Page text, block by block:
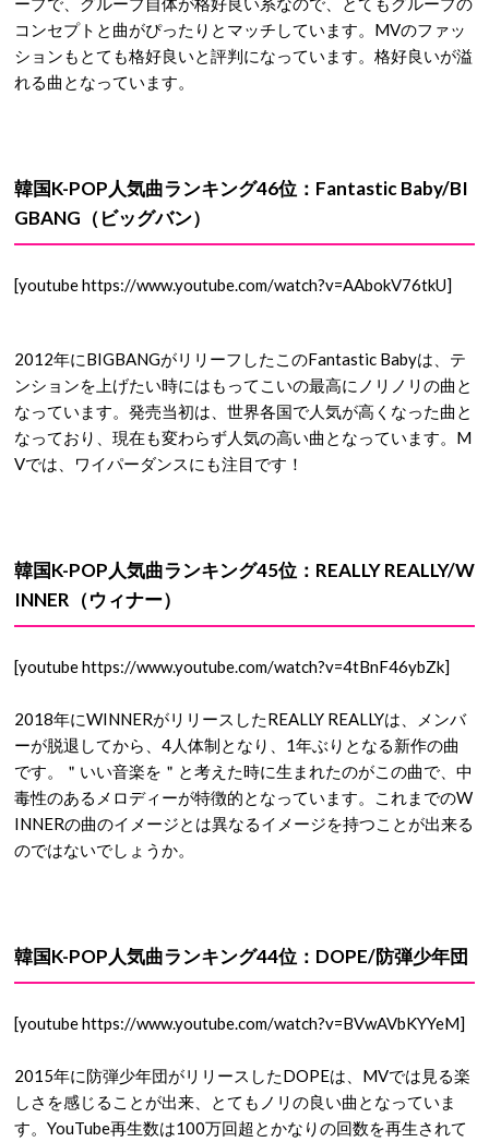
コンセプトと曲がぴったりとマッチしています。MVのファッ
ションもとても格好良いと評判になっています。格好良いが溢
れる曲となっています。
韓国K-POP人気曲ランキング46位：Fantastic Baby/BI
GBANG（ビッグバン）
[youtube https://www.youtube.com/watch?v=AAbokV76tkU]
2012年にBIGBANGがリリーフしたこのFantastic Babyは、テ
ンションを上げたい時にはもってこいの最高にノリノリの曲と
なっています。発売当初は、世界各国で人気が高くなった曲と
なっており、現在も変わらず人気の高い曲となっています。M
Vでは、ワイパーダンスにも注目です！
韓国K-POP人気曲ランキング45位：REALLY REALLY/W
INNER（ウィナー）
[youtube https://www.youtube.com/watch?v=4tBnF46ybZk]
2018年にWINNERがリリースしたREALLY REALLYは、メンバ
ーが脱退してから、4人体制となり、1年ぶりとなる新作の曲
です。＂いい音楽を＂と考えた時に生まれたのがこの曲で、中
毒性のあるメロディーが特徴的となっています。これまでのW
INNERの曲のイメージとは異なるイメージを持つことが出来る
のではないでしょうか。
韓国K-POP人気曲ランキング44位：DOPE/防弾少年団
[youtube https://www.youtube.com/watch?v=BVwAVbKYYeM]
2015年に防弾少年団がリリースしたDOPEは、MVでは見る楽
しさを感じることが出来、とてもノリの良い曲となっていま
す。YouTube再生数は100万回超とかなりの回数を再生されて